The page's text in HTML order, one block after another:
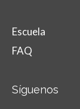
Escuela
FAQ
Síguenos